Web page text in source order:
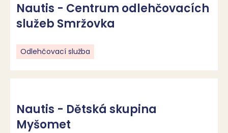
Nautis - Centrum odlehčovacích
služeb Smržovka
Odlehčovací služba
Nautis - Dětská skupina
Myšomet